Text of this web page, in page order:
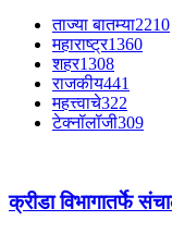
ताज्या बातम्या2210
महाराष्ट्र1360
शहर1308
राजकीय441
महत्त्वाचे322
टेक्नॉलॉजी309
क्रीडा विभागातर्फे